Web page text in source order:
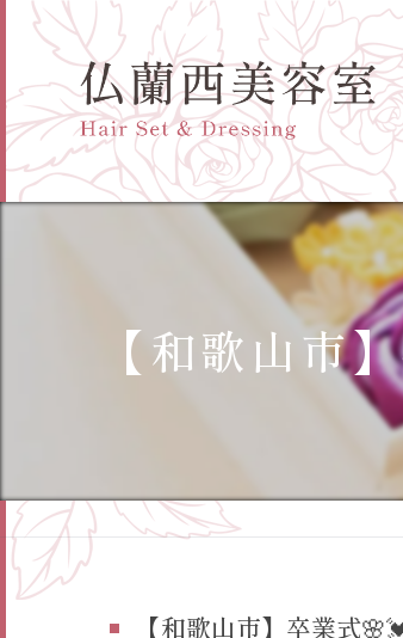
【和歌山市
【和歌山市】卒業式